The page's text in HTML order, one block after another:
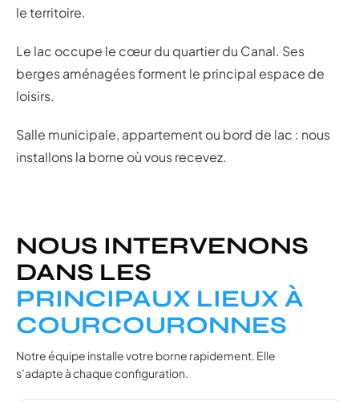
le territoire.
Le lac occupe le cœur du quartier du Canal. Ses
berges aménagées forment le principal espace de
loisirs.
Salle municipale, appartement ou bord de lac : nous
installons la borne où vous recevez.
NOUS INTERVENONS
DANS LES
PRINCIPAUX LIEUX À
COURCOURONNES
Notre équipe installe votre borne rapidement. Elle
s’adapte à chaque configuration.